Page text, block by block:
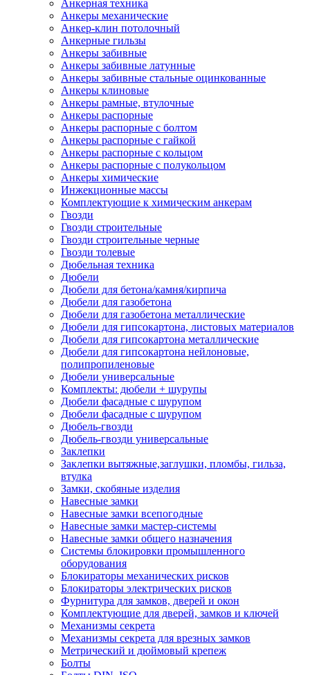
Анкерная техника
Анкеры механические
Анкер-клин потолочный
Анкерные гильзы
Анкеры забивные
Анкеры забивные латунные
Анкеры забивные стальные оцинкованные
Анкеры клиновые
Анкеры рамные, втулочные
Анкеры распорные
Анкеры распорные с болтом
Анкеры распорные с гайкой
Анкеры распорные с кольцом
Анкеры распорные с полукольцом
Анкеры химические
Инжекционные массы
Комплектующие к химическим анкерам
Гвозди
Гвозди строительные
Гвозди строительные черные
Гвозди толевые
Дюбельная техника
Дюбели
Дюбели для бетона/камня/кирпича
Дюбели для газобетона
Дюбели для газобетона металлические
Дюбели для гипсокартона, листовых материалов
Дюбели для гипсокартона металлические
Дюбели для гипсокартона нейлоновые,
полипропиленовые
Дюбели универсальные
Комплекты: дюбели + шурупы
Дюбели фасадные с шурупом
Дюбели фасадные с шурупом
Дюбель-гвозди
Дюбель-гвозди универсальные
Заклепки
Заклепки вытяжные,заглушки, пломбы, гильза,
втулка
Замки, скобяные изделия
Навесные замки
Навесные замки всепогодные
Навесные замки мастер-системы
Навесные замки общего назначения
Системы блокировки промышленного
оборудования
Блокираторы механических рисков
Блокираторы электрических рисков
Фурнитура для замков, дверей и окон
Комплектующие для дверей, замков и ключей
Механизмы секрета
Механизмы секрета для врезных замков
Метрический и дюймовый крепеж
Болты